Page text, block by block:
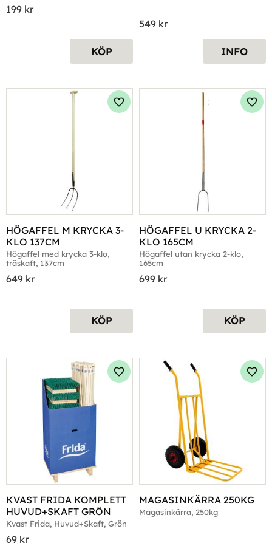
199 kr
KÖP
549 kr
INFO
HÖGAFFEL M KRYCKA 3-
KLO 137CM
Högaffel med krycka 3-klo,
träskaft, 137cm
649 kr
Lägg till i favoriter
KÖP
HÖGAFFEL U KRYCKA 2-
KLO 165CM
Högaffel utan krycka 2-klo,
165cm
699 kr
KÖP
KVAST FRIDA KOMPLETT
HUVUD+SKAFT GRÖN
Kvast Frida, Huvud+Skaft, Grön
69 kr
Lägg till i favoriter
MAGASINKÄRRA 250KG
Magasinkärra, 250kg